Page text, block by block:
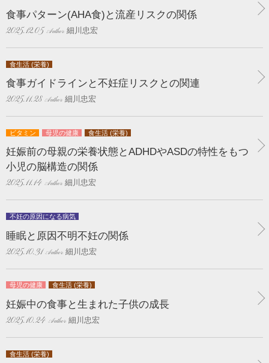
食事パターン(AHA食)と流産リスクの関係
2025.12.05 細川忠宏
食生活 (栄養)
食事ガイドラインと不妊症リスクとの関連
2025.11.28 細川忠宏
ビタミン 母児の健康 食生活 (栄養)
妊娠前の母親の栄養状態とADHDやASDの特性をもつ
小児の脳構造の関係
2025.11.14 細川忠宏
不妊の原因になる病気
睡眠と原因不明不妊の関係
2025.10.31 細川忠宏
母児の健康 食生活 (栄養)
妊娠中の食事と生まれた子供の成長
2025.10.24 細川忠宏
食生活 (栄養)